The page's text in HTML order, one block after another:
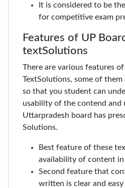
It is considered to be
for competitive exam
Features of UP
textSolutions
There are various features
TextSolutions, some of
so that you student can
usability of the contend and
Uttarpradesh board has
Solutions.
Best feature of these
availability of content
Second feature that
written is clear and